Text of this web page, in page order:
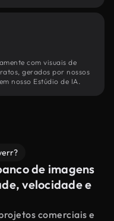
com visuais de
gerados por nossos
nosso Estúdio de IA.
de imagens
velocidade e
comerciais e